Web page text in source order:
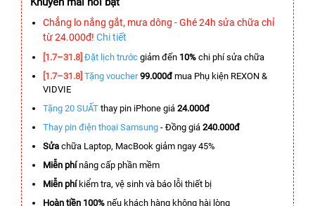
Chẳng lo nắng gắt, mưa dông - Ghé 24h sửa chữa chỉ
từ 24.000đ! Chi tiết
[1.7–31.8] Đặt lịch trước giảm đến 10% chi phí sửa chữa
[1.7–31.8] Tặng voucher 99.000đmua Phụ kiện REXON &
VIDVIE
Tặng 20 SUẤT thay pin iPhone giá 24.000đ
Thay pin điện thoại Samsung - Đồng giá 240.000đ
Sửa chữa Laptop, MacBook giảm ngay 45%
Miễn phínâng cấp phần mềm
Miễn phíkiểm tra, vệ sinh và báo lỗi thiết bị
Hoàn tiền 100% nếu khách hàng không hài lòng